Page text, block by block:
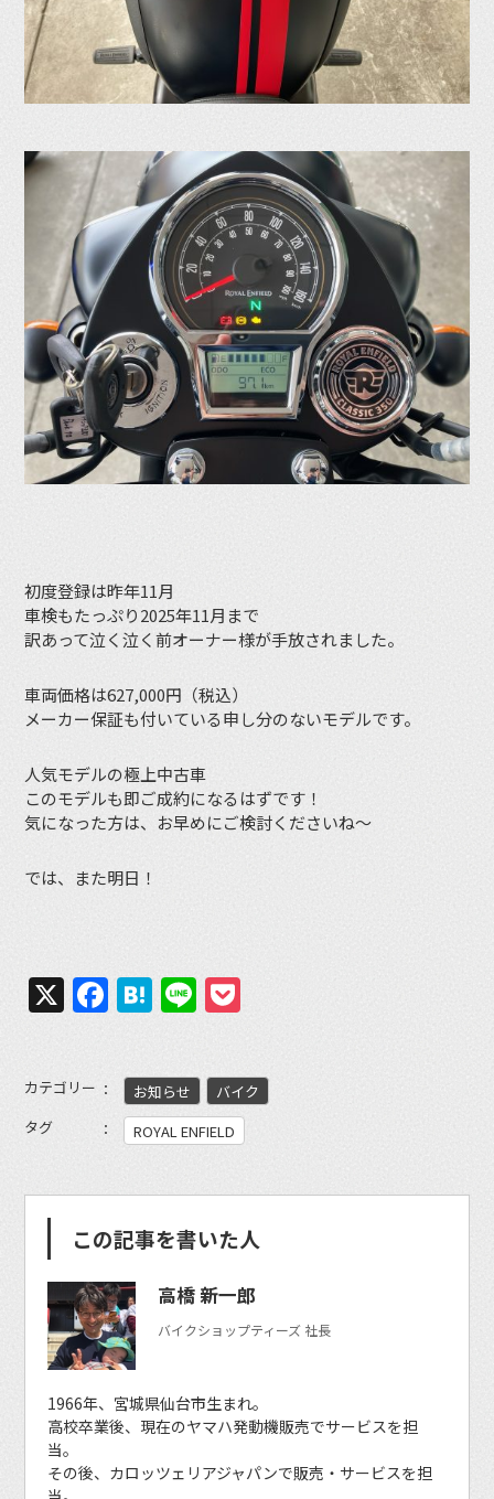
初度登録は昨年11月
車検もたっぷり2025年11月まで
訳あって泣く泣く前オーナー様が手放されました。
車両価格は627,000円（税込）
メーカー保証も付いている申し分のないモデルです。
人気モデルの極上中古車
このモデルも即ご成約になるはずです！
気になった方は、お早めにご検討くださいね〜
では、また明日！
X Facebook
Hatena
Line
カテゴリー お知らせ
バイク
タグ
ROYAL ENFIELD
この記事を書いた人
高橋 新一郎
バイクショップティーズ 社長
1966年、宮城県仙台市生まれ。
高校卒業後、現在のヤマハ発動機販売でサービスを担
当。
その後、カロッツェリアジャパンで販売・サービスを担